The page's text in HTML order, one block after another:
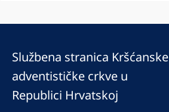
Službena stranica Kršćanske
adventističke crkve u
Republici Hrvatskoj